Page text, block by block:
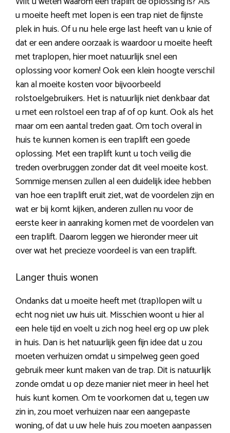
u moeite heeft met lopen is een trap niet de fijnste
plek in huis. Of u nu hele erge last heeft van u knie of
dat er een andere oorzaak is waardoor u moeite heeft
met traplopen, hier moet natuurlijk snel een
oplossing voor komen! Ook een klein hoogte verschil
kan al moeite kosten voor bijvoorbeeld
rolstoelgebruikers. Het is natuurlijk niet denkbaar dat
u met een rolstoel een trap af of op kunt. Ook als het
maar om een aantal treden gaat. Om toch overal in
huis te kunnen komen is een traplift een goede
oplossing. Met een traplift kunt u toch veilig die
treden overbruggen zonder dat dit veel moeite kost.
Sommige mensen zullen al een duidelijk idee hebben
van hoe een traplift eruit ziet, wat de voordelen zijn en
wat er bij komt kijken, anderen zullen nu voor de
eerste keer in aanraking komen met de voordelen van
een traplift. Daarom leggen we hieronder meer uit
over wat het precieze voordeel is van een traplift.
Langer thuis wonen
Ondanks dat u moeite heeft met (trap)lopen wilt u
echt nog niet uw huis uit. Misschien woont u hier al
een hele tijd en voelt u zich nog heel erg op uw plek
in huis. Dan is het natuurlijk geen fijn idee dat u zou
moeten verhuizen omdat u simpelweg geen goed
gebruik meer kunt maken van de trap. Dit is natuurlijk
zonde omdat u op deze manier niet meer in heel het
huis kunt komen. Om te voorkomen dat u, tegen uw
zin in, zou moet verhuizen naar een aangepaste
woning, of dat u uw hele huis zou moeten aanpassen